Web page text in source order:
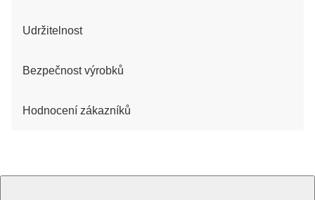
Udržitelnost
Bezpečnost výrobků
Hodnocení zákazníků